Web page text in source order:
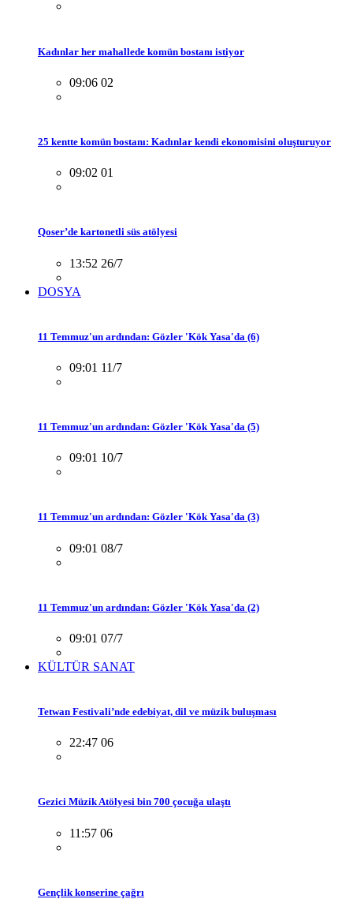
Kadınlar her mahallede komün bostanı istiyor
09:06 02
25 kentte komün bostanı: Kadınlar kendi ekonomisini oluşturuyor
09:02 01
Qoser’de kartonetli süs atölyesi
13:52 26/7
DOSYA
11 Temmuz'un ardından: Gözler 'Kök Yasa'da (6)
09:01 11/7
11 Temmuz'un ardından: Gözler 'Kök Yasa'da (5)
09:01 10/7
11 Temmuz'un ardından: Gözler 'Kök Yasa'da (3)
09:01 08/7
11 Temmuz'un ardından: Gözler 'Kök Yasa'da (2)
09:01 07/7
KÜLTÜR SANAT
Tetwan Festivali’nde edebiyat, dil ve müzik buluşması
22:47 06
Gezici Müzik Atölyesi bin 700 çocuğa ulaştı
11:57 06
Gençlik konserine çağrı